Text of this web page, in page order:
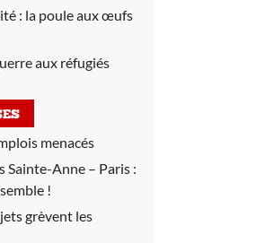
: la poule aux œufs
aux réfugiés
menacés
Sainte-Anne – Paris :
!
grèvent les